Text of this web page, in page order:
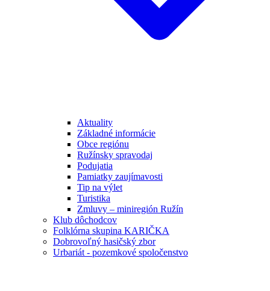
Aktuality
Základné informácie
Obce regiónu
Ružínsky spravodaj
Podujatia
Pamiatky zaujímavosti
Tip na výlet
Turistika
Zmluvy – miniregión Ružín
Klub dôchodcov
Folklórna skupina KARIČKA
Dobrovoľný hasičský zbor
Urbariát - pozemkové spoločenstvo